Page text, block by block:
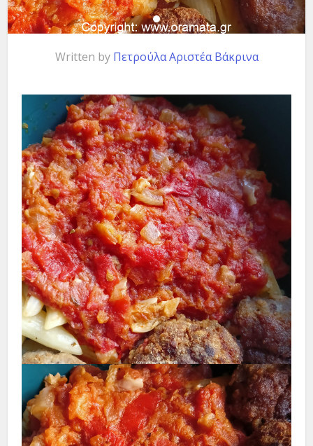
Written by Πετρούλα Αριστέα Βάκρινα